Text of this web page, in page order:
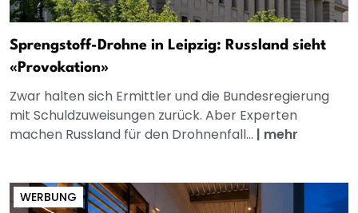
Sprengstoff-Drohne in Leipzig: Russland sieht
«Provokation»
Zwar halten sich Ermittler und die Bundesregierung
mit Schuldzuweisungen zurück. Aber Experten
machen Russland für den Drohnenfall... | mehr
WERBUNG